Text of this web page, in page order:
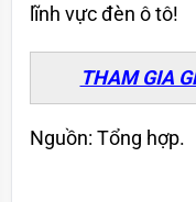
lĩnh vực đèn ô tô!
THAM GIA
Nguồn: Tổng hợp.